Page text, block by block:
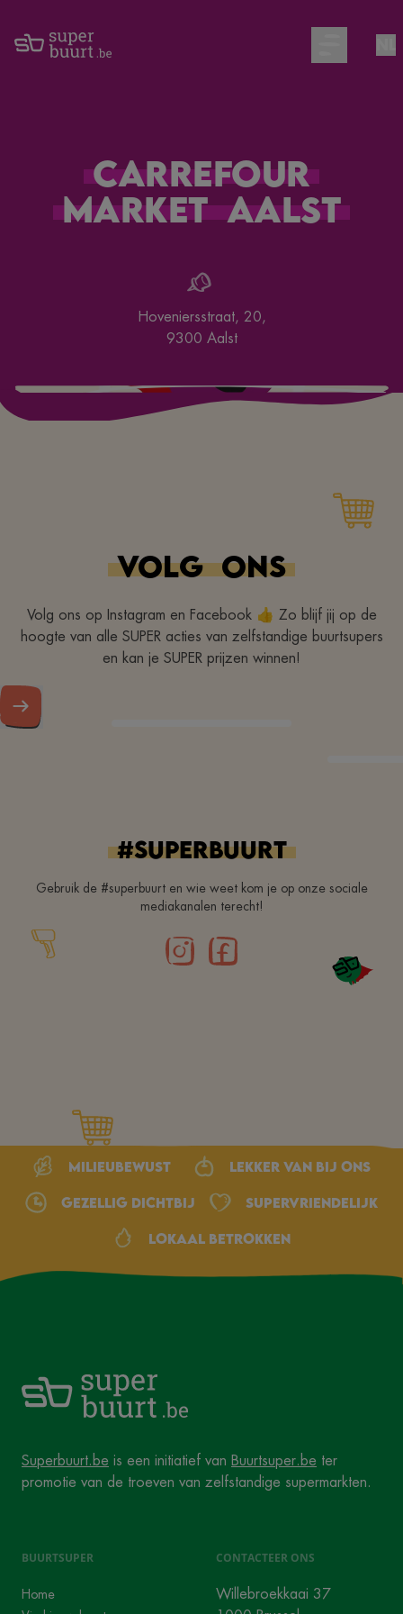
Open main
Carrefour
Market Aalst
Hoveniersstraat, 20,
9300 Aalst
VOLG ONS
Volg ons op Instagram en Facebook 👍 Zo blijf jij op de
hoogte van alle SUPER acties van zelfstandige buurtsupers
en kan je SUPER prijzen winnen!
#superbuurt
Gebruik de #superbuurt en wie weet kom je op onze sociale
mediakanalen terecht!
Milieubewust Lekker van bij ons
Gezellig dichtbij Supervriendelijk
Lokaal betrokken
Superbuurt.be is een initiatief van Buurtsuper.be ter
promotie van de troeven van zelfstandige supermarkten.
BUURTSUPER
Home
CONTACTEER ONS
Willebroekkaai 37